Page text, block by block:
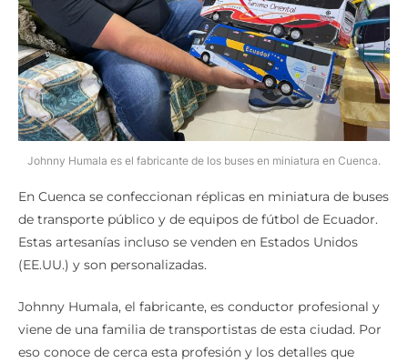
Johnny Humala es el fabricante de los buses en miniatura en Cuenca.
En Cuenca se confeccionan réplicas en miniatura de buses
de transporte público y de equipos de fútbol de Ecuador.
Estas artesanías incluso se venden en Estados Unidos
(EE.UU.) y son personalizadas.
Johnny Humala, el fabricante, es conductor profesional y
viene de una familia de transportistas de esta ciudad. Por
eso conoce de cerca esta profesión y los detalles que